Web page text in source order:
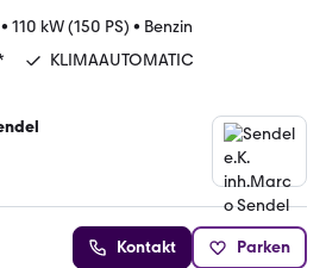
• 110 kW (150 PS) • Benzin
KLIMAAUTOMATIC
Kontakt Parken